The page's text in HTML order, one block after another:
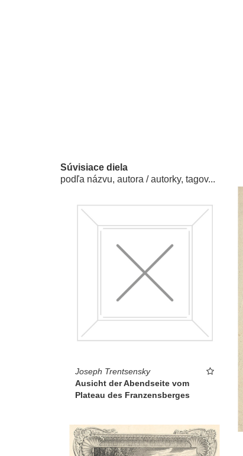
Súvisiace diela
podľa názvu, autora / autorky, tagov...
Joseph Trentsensky
Ausicht der Abendseite vom
Plateau des Franzensberges